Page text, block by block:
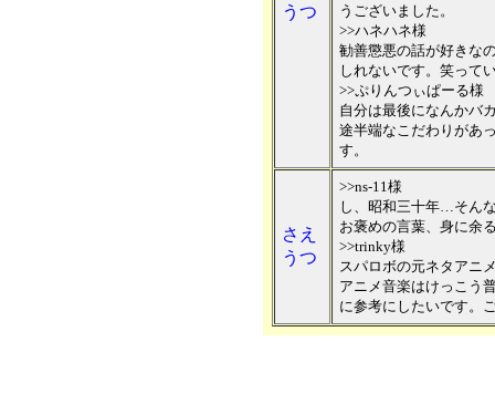
うつ
うございました。
>>ハネハネ様
勧善懲悪の話が好きな
しれないです。笑って
>>ぷりんつぃぱーる様
自分は最後になんかバ
途半端なこだわりがあ
す。
さえ
うつ
>>ns-11様
し、昭和三十年…そん
お褒めの言葉、身に余
>>trinky様
スパロボの元ネタアニ
アニメ音楽はけっこう
に参考にしたいです。